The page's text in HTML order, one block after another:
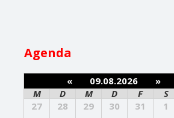
Agenda
« 09.08.2026
»
M
D M D F S
27
28 29 30 31 1